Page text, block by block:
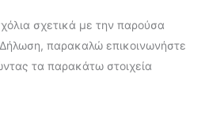
σχετικά με την παρούσα
Δήλωση, παρακαλώ επικοινωνήστε
τα παρακάτω στοιχεία